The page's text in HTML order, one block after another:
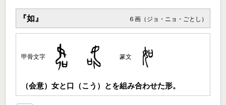
『如』 ６画（ジョ・ニョ・ごとし）
甲骨文字 篆文
（会意）女と口（こう）とを組み合わせた形。